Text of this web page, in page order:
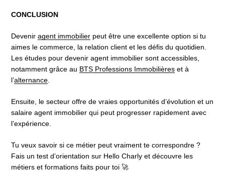
CONCLUSION
Deveniragent immobilier peut être une excellente option si tu
aimes le commerce, la relation client et les défis du quotidien.
Les études pour devenir agent immobilier sont accessibles,
notamment grâce au BTS Professions Immobilières et à
l’alternance
Ensuite, le secteur offre de vraies opportunités d’évolution et un
salaire agent immobilier qui peut progresser rapidement avec
l’expérience.
Tu veux savoir si ce métier peut vraiment te correspondre ?
Fais un test d’orientation sur Hello Charly et découvre les
métiers et formations faits pour toi 🚀